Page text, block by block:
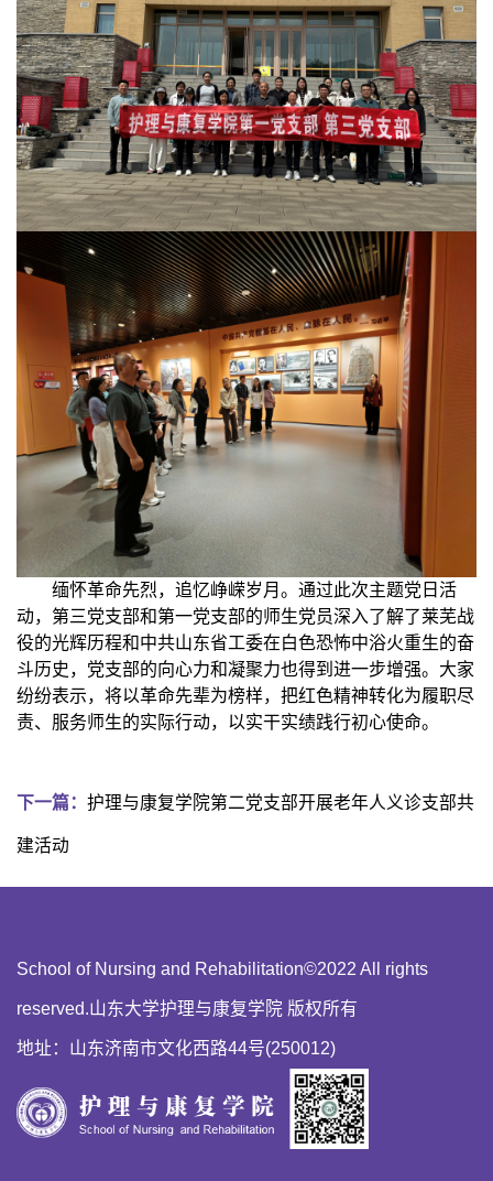
缅怀革命先烈，追忆峥嵘岁月。通过此次主题党日活
动，第三党支部和第一党支部的师生党员深入了解了莱芜战
役的光辉历程和中共山东省工委在白色恐怖中浴火重生的奋
斗历史，党支部的向心力和凝聚力也得到进一步增强。大家
纷纷表示，将以革命先辈为榜样，把红色精神转化为履职尽
责、服务师生的实际行动，以实干实绩践行初心使命。
下一篇： 护理与康复学院第二党支部开展老年人义诊支部共
建活动
School of Nursing and Rehabilitation©2022 All rights
reserved.山东大学护理与康复学院 版权所有
地址：山东济南市文化西路44号(250012)